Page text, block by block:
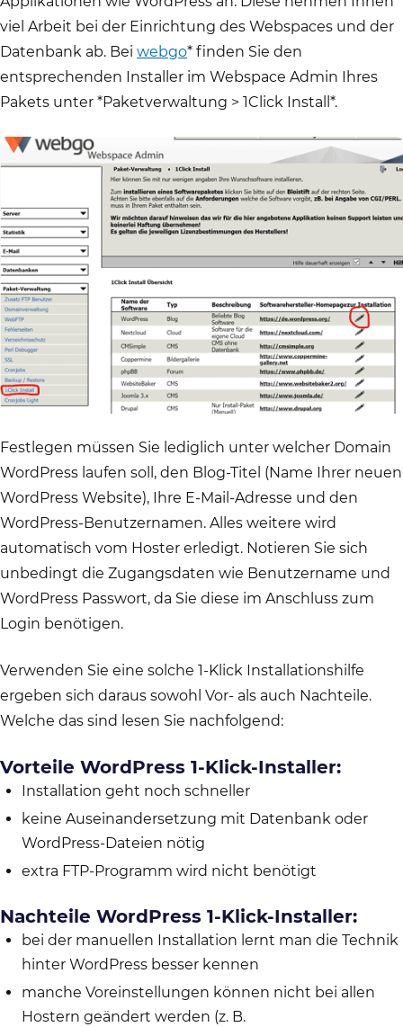
viel Arbeit bei der Einrichtung des Webspaces und der
Datenbank ab. Bei webgo* finden Sie den
entsprechenden Installer im Webspace Admin Ihres
Pakets unter *Paketverwaltung > 1Click Install*.
Festlegen müssen Sie lediglich unter welcher Domain
WordPress laufen soll, den Blog-Titel (Name Ihrer neuen
WordPress Website), Ihre E-Mail-Adresse und den
WordPress-Benutzernamen. Alles weitere wird
automatisch vom Hoster erledigt. Notieren Sie sich
unbedingt die Zugangsdaten wie Benutzername und
WordPress Passwort, da Sie diese im Anschluss zum
Login benötigen.
Verwenden Sie eine solche 1-Klick Installationshilfe
ergeben sich daraus sowohl Vor- als auch Nachteile.
Welche das sind lesen Sie nachfolgend:
Vorteile WordPress 1-Klick-Installer:
Installation geht noch schneller
keine Auseinandersetzung mit Datenbank oder
WordPress-Dateien nötig
extra FTP-Programm wird nicht benötigt
Nachteile WordPress 1-Klick-Installer:
bei der manuellen Installation lernt man die Technik
hinter WordPress besser kennen
manche Voreinstellungen können nicht bei allen
Hostern geändert werden (z. B.